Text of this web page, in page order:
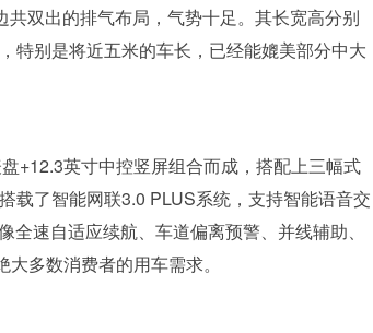
共双出的排气布局，气势十足。其长宽高分别
特别是将近五米的车长，已经能媲美部分中大
+12.3英寸中控竖屏组合而成，搭配上三幅式
载了智能网联3.0 PLUS系统，支持智能语音交
速自适应续航、车道偏离预警、并线辅助、
多数消费者的用车需求。